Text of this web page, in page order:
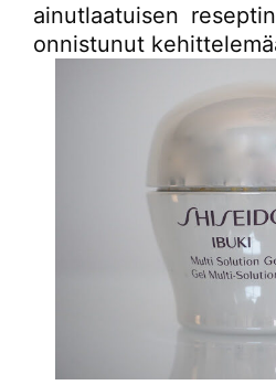
ainutlaatuisen
onnistunut